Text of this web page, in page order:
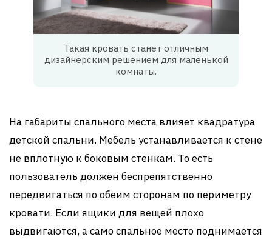
Такая кровать станет отличным
дизайнерским решением для маленькой
комнаты.
На габариты спального места влияет квадратура
детской спальни. Мебель устанавливается к стене
не вплотную к боковым стенкам. То есть
пользователь должен беспрепятственно
передвигаться по обеим сторонам по периметру
кровати. Если ящики для вещей плохо
выдвигаются, а само спальное место поднимается